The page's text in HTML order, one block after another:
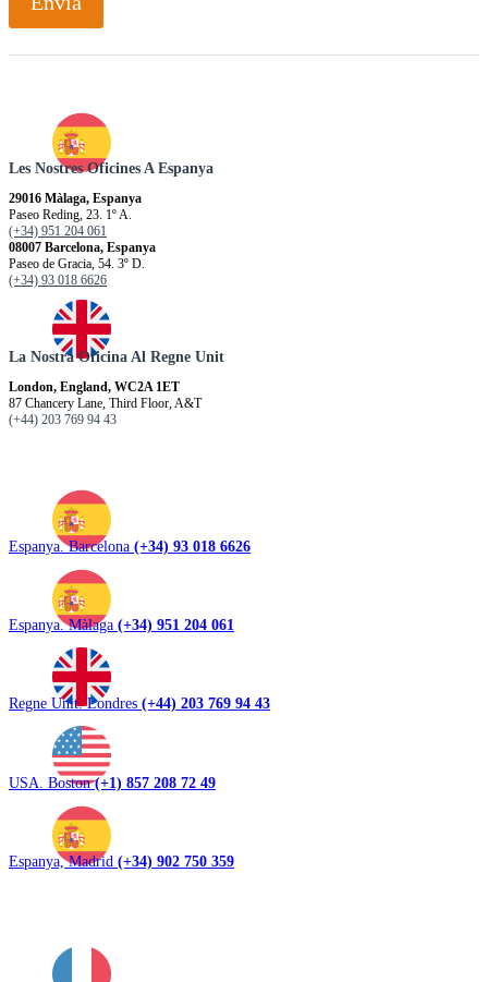
Les Nostres Oficines A Espanya
29016 Màlaga, Espanya
Paseo Reding, 23. 1º A.
(+34) 951 204 061
08007 Barcelona, Espanya
Paseo de Gracia, 54. 3º D.
(+34) 93 018 6626
La Nostra Oficina Al Regne Unit
London, England, WC2A 1ET
87 Chancery Lane, Third Floor, A&T
(+44) 203 769 94 43
Espanya. Barcelona (+34) 93 018 6626
Espanya. Màlaga (+34) 951 204 061
Regne Unit. Londres (+44) 203 769 94 43
USA. Boston(+1) 857 208 72 49
Espanya, Madrid (+34) 902 750 359